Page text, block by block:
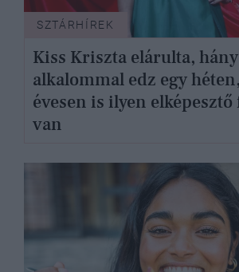
SZTÁRHÍREK
Kiss Kriszta elárulta, hány
alkalommal edz egy
évesen is ilyen
van